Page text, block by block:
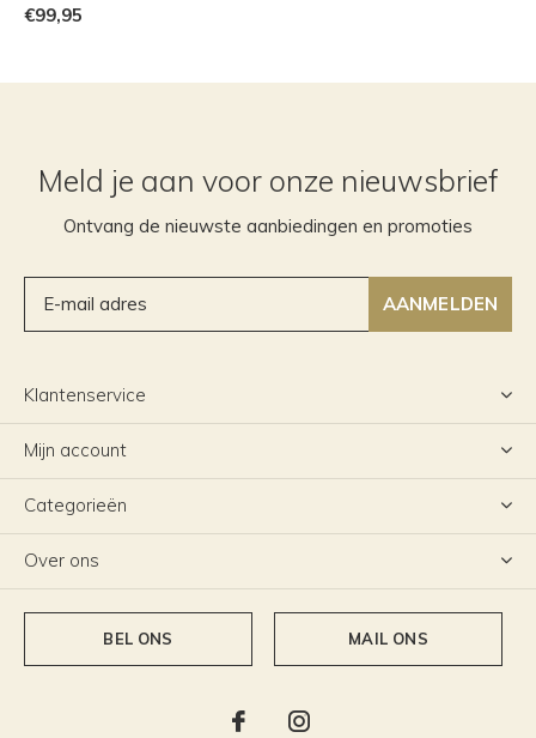
€99,95
Meld je aan voor onze nieuwsbrief
Ontvang de nieuwste aanbiedingen en promoties
AANMELDEN
Klantenservice
Mijn account
Categorieën
Over ons
BEL ONS MAIL ONS